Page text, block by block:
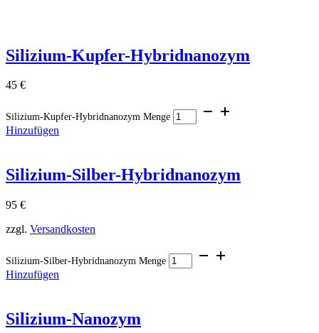
Silizium-Kupfer-Hybridnanozym
45 €
Silizium-Kupfer-Hybridnanozym Menge
Hinzufügen
Silizium-Silber-Hybridnanozym
95 €
zzgl. Versandkosten
Silizium-Silber-Hybridnanozym Menge
Hinzufügen
Silizium-Nanozym